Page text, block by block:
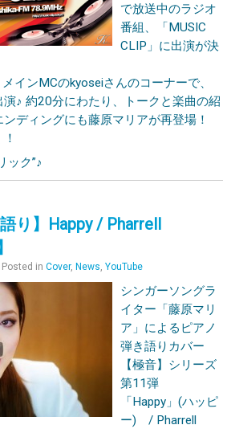
で放送中のラジオ
番組、「MUSIC
CLIP」に出演が決
インMCのkyoseiさんのコーナーで、
♪ 約20分にわたり、トークと楽曲の紹
ンディングにも藤原マリアが再登場！
ック”♪
り】Happy / Pharrell
in Cover, News, YouTube
シンガーソングラ
イター「藤原マリ
ア」によるピアノ
弾き語りカバー
【極音】シリーズ
第11弾
「Happy」(ハッピ
ー) / Pharrell